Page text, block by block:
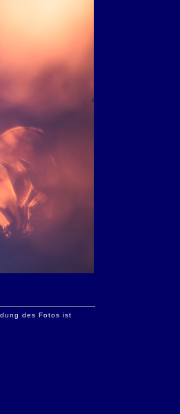
des Fotos ist